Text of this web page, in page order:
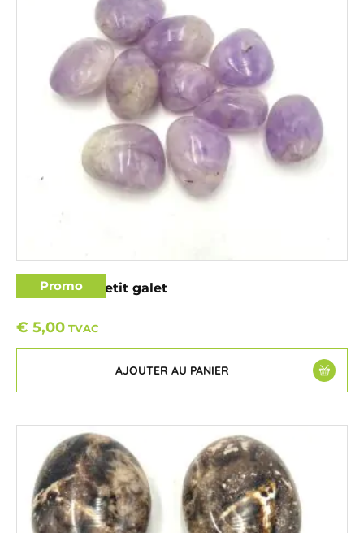
Promo
Améthyste petit galet
€ 5,00 TVAC
AJOUTER AU PANIER